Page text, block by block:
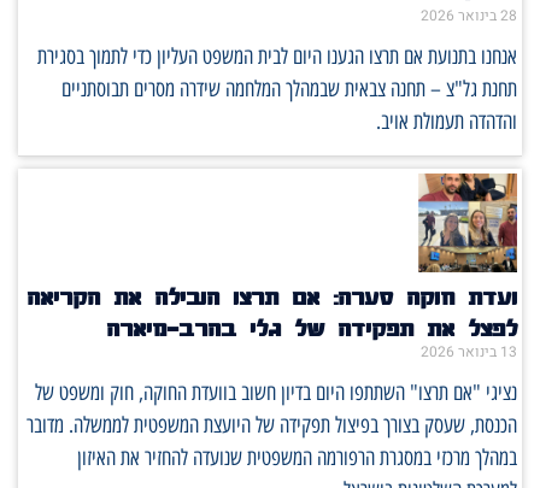
28 בינואר 2026
אנחנו בתנועת אם תרצו הגענו היום לבית המשפט העליון כדי לתמוך בסגירת
תחנת גל"צ – תחנה צבאית שבמהלך המלחמה שידרה מסרים תבוסתניים
והדהדה תעמולת אויב.
ועדת חוקה סערה: אם תרצו הובילה את הקריאה
לפצל את תפקידה של גלי בהרב־מיארה
13 בינואר 2026
נציגי "אם תרצו" השתתפו היום בדיון חשוב בוועדת החוקה, חוק ומשפט של
הכנסת, שעסק בצורך בפיצול תפקידה של היועצת המשפטית לממשלה. מדובר
במהלך מרכזי במסגרת הרפורמה המשפטית שנועדה להחזיר את האיזון